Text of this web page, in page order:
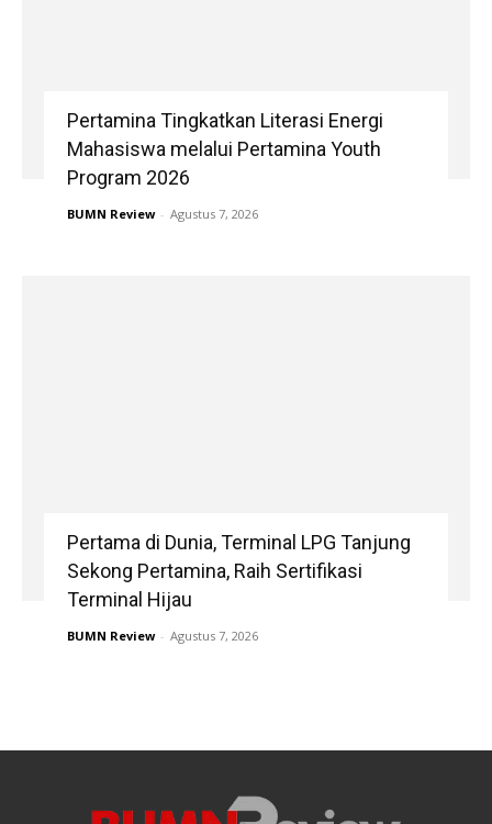
Pertamina Tingkatkan Literasi Energi
Mahasiswa melalui Pertamina Youth
Program 2026
BUMN Review - Agustus 7, 2026
Pertama di Dunia, Terminal LPG Tanjung
Sekong Pertamina, Raih Sertifikasi
Terminal Hijau
BUMN Review - Agustus 7, 2026